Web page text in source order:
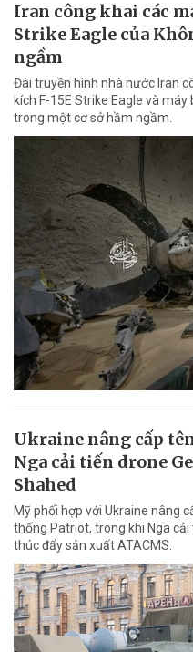
Iran công khai các
Strike Eagle của
ngầm
Đài truyền hình nhà nước Iran
kích F-15E Strike Eagle và
trong một cơ sở hầm ngầm.
Ukraine nâng cấp
Nga cải tiến drone
Shahed
Mỹ phối hợp với Ukraine nâng
thống Patriot, trong khi Nga cải
thúc đẩy sản xuất ATACMS.